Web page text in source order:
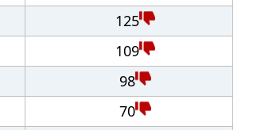
125
109
98
70